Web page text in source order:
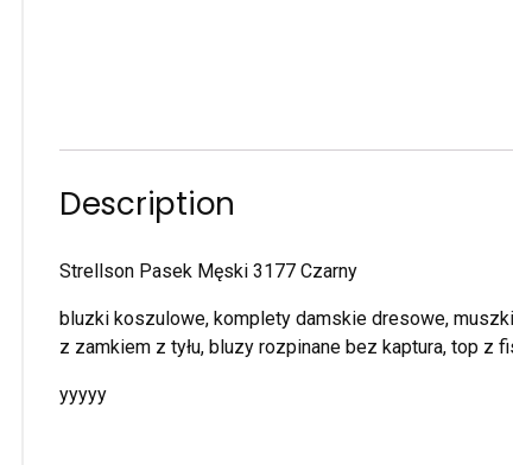
Description
Strellson Pasek Męski 3177 Czarny
bluzki koszulowe, komplety damskie dresowe,
z zamkiem z tyłu, bluzy rozpinane bez kaptura, top z
yyyyy